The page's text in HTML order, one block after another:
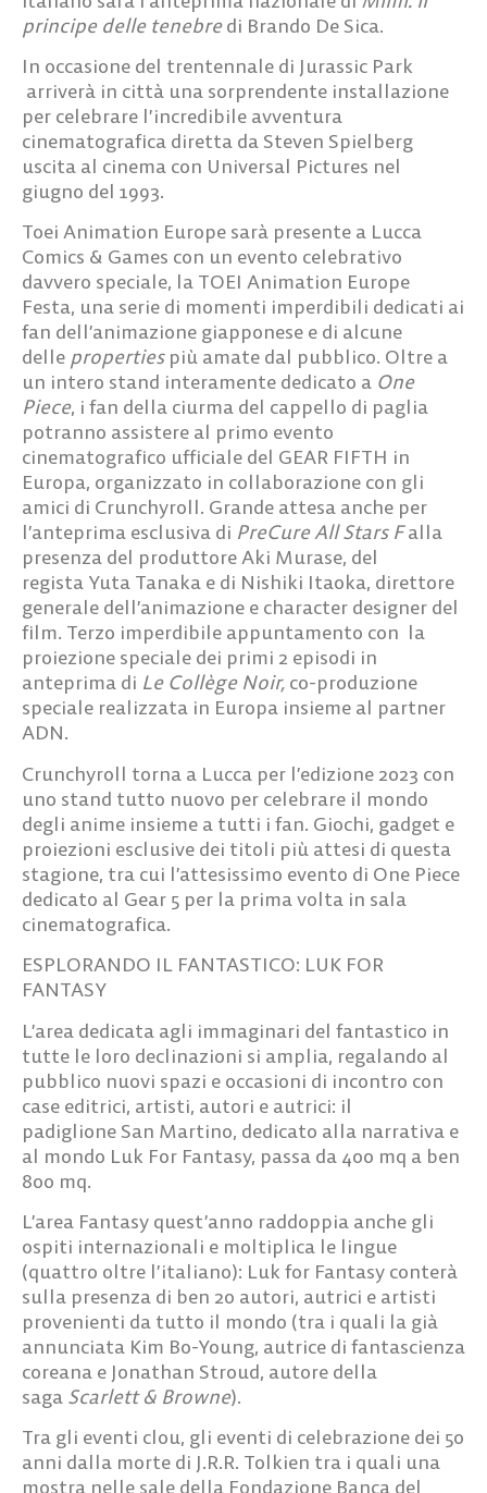
principe delle tenebredi Brando De Sica.
In occasione del trentennale di Jurassic Park
arriverà in città una sorprendente installazione
per celebrare l’incredibile avventura
cinematografica diretta da Steven Spielberg
uscita al cinema con Universal Pictures nel
giugno del 1993.
Toei Animation Europe sarà presente a Lucca
Comics & Games con un evento celebrativo
davvero speciale, la TOEI Animation Europe
Festa, una serie di momenti imperdibili dedicati ai
fan dell’animazione giapponese e di alcune
delle propertiespiù amate dal pubblico. Oltre a
un intero stand interamente dedicato a One
Piece, i fan della ciurma del cappello di paglia
potranno assistere al primo evento
cinematografico ufficiale del GEAR FIFTH in
Europa, organizzato in collaborazione con gli
amici di Crunchyroll. Grande attesa anche per
l’anteprima esclusiva di PreCure All Stars Falla
presenza del produttoreAki Murase, del
regista Yuta Tanaka e di Nishiki Itaoka, direttore
generale dell’animazione e character designer del
film. Terzo imperdibile appuntamento con la
proiezione speciale dei primi 2 episodi in
anteprima di Le Collège Noir, co-produzione
speciale realizzata in Europa insieme al partner
ADN.
Crunchyroll torna a Lucca per l’edizione 2023 con
uno stand tutto nuovo per celebrare il mondo
degli anime insieme a tutti i fan. Giochi, gadget e
proiezioni esclusive dei titoli più attesi di questa
stagione, tra cui l’attesissimo evento di One Piece
dedicato al Gear 5 per la prima volta in sala
cinematografica.
ESPLORANDO IL FANTASTICO: LUK FOR
FANTASY
L’area dedicata agli immaginari del fantastico in
tutte le loro declinazioni si amplia, regalando al
pubblico nuovi spazi e occasioni di incontro con
case editrici, artisti, autori e autrici: il
padiglione San Martino, dedicato alla narrativa e
al mondo Luk For Fantasy, passa da 400 mq a ben
800 mq.
L’area Fantasy quest’anno raddoppia anche gli
ospiti internazionali e moltiplica le lingue
(quattro oltre l’italiano): Luk for Fantasy conterà
sulla presenza di ben 20 autori, autrici e artisti
provenienti da tutto il mondo (tra i quali la già
annunciata Kim Bo-Young, autrice di fantascienza
coreana e Jonathan Stroud, autore della
saga Scarlett & Browne).
Tra gli eventi clou, gli eventi di celebrazione dei 50
anni dalla morte di J.R.R. Tolkien tra i quali una
mostra nelle sale della Fondazione Banca del